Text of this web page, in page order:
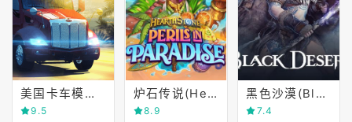
美国卡车模拟(American Truck Simulator)
9.5
炉石传说(Hearthstone)
8.9
黑色沙漠(Black Desert Online)
7.4